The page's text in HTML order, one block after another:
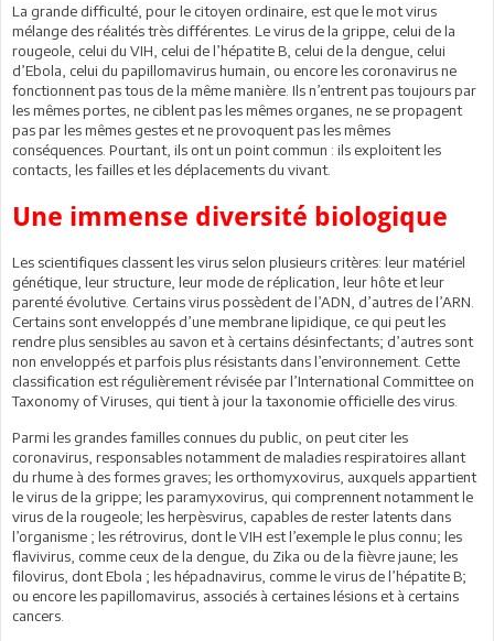
La grande difficulté, pour le citoyen ordinaire, est que le mot virus
mélange des réalités très différentes. Le virus de la grippe, celui de la
rougeole, celui du VIH, celui de l’hépatite B, celui de la dengue, celui
d’Ebola, celui du papillomavirus humain, ou encore les coronavirus ne
fonctionnent pas tous de la même manière. Ils n’entrent pas toujours par
les mêmes portes, ne ciblent pas les mêmes organes, ne se propagent
pas par les mêmes gestes et ne provoquent pas les mêmes
conséquences. Pourtant, ils ont un point commun : ils exploitent les
contacts, les failles et les déplacements du vivant.
Une immense diversité biologique
Les scientifiques classent les virus selon plusieurs critères: leur matériel
génétique, leur structure, leur mode de réplication, leur hôte et leur
parenté évolutive. Certains virus possèdent de l’ADN, d’autres de l’ARN.
Certains sont enveloppés d’une membrane lipidique, ce qui peut les
rendre plus sensibles au savon et à certains désinfectants; d’autres sont
non enveloppés et parfois plus résistants dans l’environnement. Cette
classification est régulièrement révisée par l’International Committee on
Taxonomy of Viruses, qui tient à jour la taxonomie officielle des virus.
Parmi les grandes familles connues du public, on peut citer les
coronavirus, responsables notamment de maladies respiratoires allant
du rhume à des formes graves; les orthomyxovirus, auxquels appartient
le virus de la grippe; les paramyxovirus, qui comprennent notamment le
virus de la rougeole; les herpèsvirus, capables de rester latents dans
l’organisme ; les rétrovirus, dont le VIH est l’exemple le plus connu; les
flavivirus, comme ceux de la dengue, du Zika ou de la fièvre jaune; les
filovirus, dont Ebola ; les hépadnavirus, comme le virus de l’hépatite B;
ou encore les papillomavirus, associés à certaines lésions et à certains
cancers.